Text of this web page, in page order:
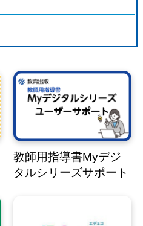
教師用指導書Myデジ
タルシリーズサポート